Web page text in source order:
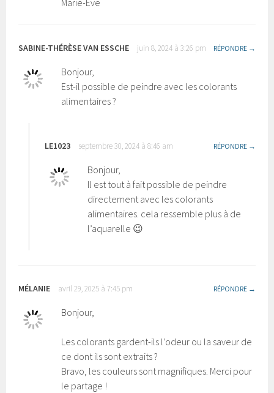
Marie-Eve
SABINE-THÉRÈSE VAN ESSCHE juin 8, 2024 à 3:26 pm RÉPONDRE
Bonjour,
Est-il possible de peindre avec les colorants
alimentaires ?
LE1023 septembre 30, 2024 à 8:46 am RÉPONDRE
Bonjour,
Il est tout à fait possible de peindre
directement avec les colorants
alimentaires. cela ressemble plus à de
l’aquarelle 😉
MÉLANIE avril 29, 2025 à 7:45 pm RÉPONDRE
Bonjour,
Les colorants gardent-ils l’odeur ou la saveur de
ce dont ils sont extraits ?
Bravo, les couleurs sont magnifiques. Merci pour
le partage !